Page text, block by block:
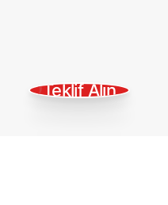
Teklif Alın